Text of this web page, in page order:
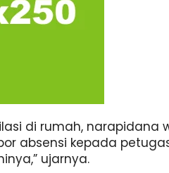
di rumah, narapidana
absensi kepada
ujarnya.